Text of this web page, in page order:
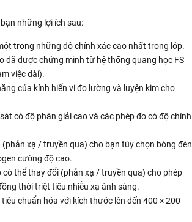
những lợi ích sau:
trong những độ chính xác cao nhất trong lớp.
đã được chứng minh từ hệ thống quang học FS
việc dài).
của kính hiển vi đo lường và luyện kim cho
có độ phân giải cao và các phép đo có độ chính
(phản xạ / truyền qua) cho bạn tùy chọn bóng đèn
cường độ cao.
có thể thay đổi (phản xạ / truyền qua) cho phép
thời triệt tiêu nhiễu xạ ánh sáng.
chuẩn hóa với kích thước lên đến 400 × 200